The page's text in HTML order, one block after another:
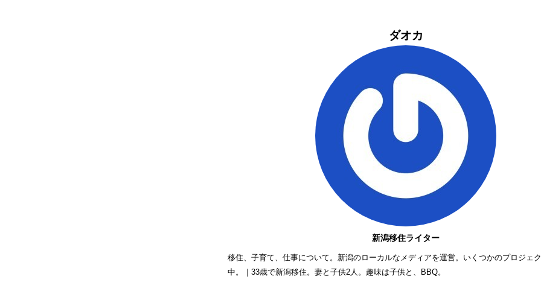
ダオカ
新潟移住ライター
移住、子育て、仕事について。新潟のローカルなメディアを運営。いくつかのプロジェ
中。｜33歳で新潟移住。妻と子供2人。趣味は子供と、BBQ。